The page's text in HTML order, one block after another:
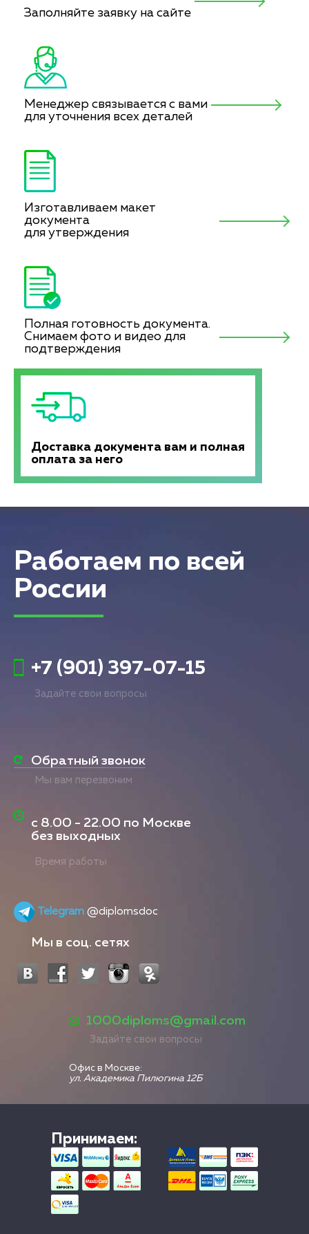
Заполняйте заявку на сайте
Менеджер связывается с вами
для уточнения всех деталей
Изготавливаем макет
документа
для утверждения
Полная готовность документа.
Снимаем фото и видео для
подтверждения
Доставка документа вам и полная
оплата за него
Работаем по всей
России
+7 (901) 397-07-15
Задайте свои вопросы
Обратный звонок
Мы вам перезвоним
с 8.00 - 22.00 по Москве
без выходных
Время работы
Telegram @diplomsdoc
Мы в соц. сетях
1000diploms@gmail.com
Задайте свои вопросы
Офис в Москве:
ул. Академика Пилюгина 12Б
Принимаем: